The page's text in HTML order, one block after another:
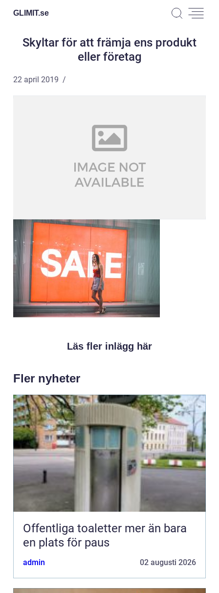
GLIMIT.se
Skyltar för att främja ens produkt
eller företag
22 april 2019
Läs fler inlägg här
Fler nyheter
Offentliga toaletter mer än bara
en plats för paus
admin 02 augusti 2026